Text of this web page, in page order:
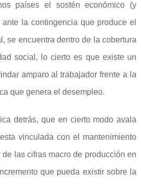
países el sostén económico (y
la contingencia que produce el
se encuentra dentro de la cobertura
social, lo cierto es que existe un
amparo al trabajador frente a la
que genera el desempleo.
detrás, que en cierto modo avala
vinculada con el mantenimiento
las cifras macro de producción en
que pueda existir sobre la